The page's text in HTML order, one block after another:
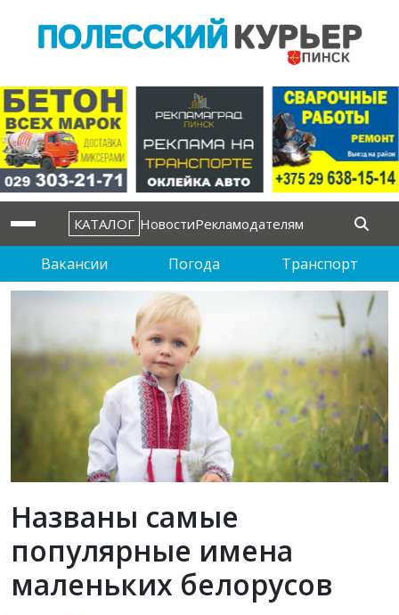
КАТАЛОГ НовостиРекламодателям
Вакансии Погода Транспорт
Названы самые
популярные имена
маленьких белорусов